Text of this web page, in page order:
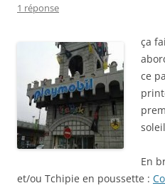
1 réponse
ça
ce
En
et/ou Tchipie en poussette :